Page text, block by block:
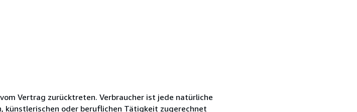
Vertrag zurücktreten. Verbraucher ist jede natürliche
künstlerischen oder beruflichen Tätigkeit zugerechnet